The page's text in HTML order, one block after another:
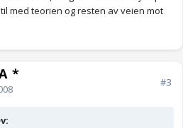
med teorien og resten av veien mot
#3